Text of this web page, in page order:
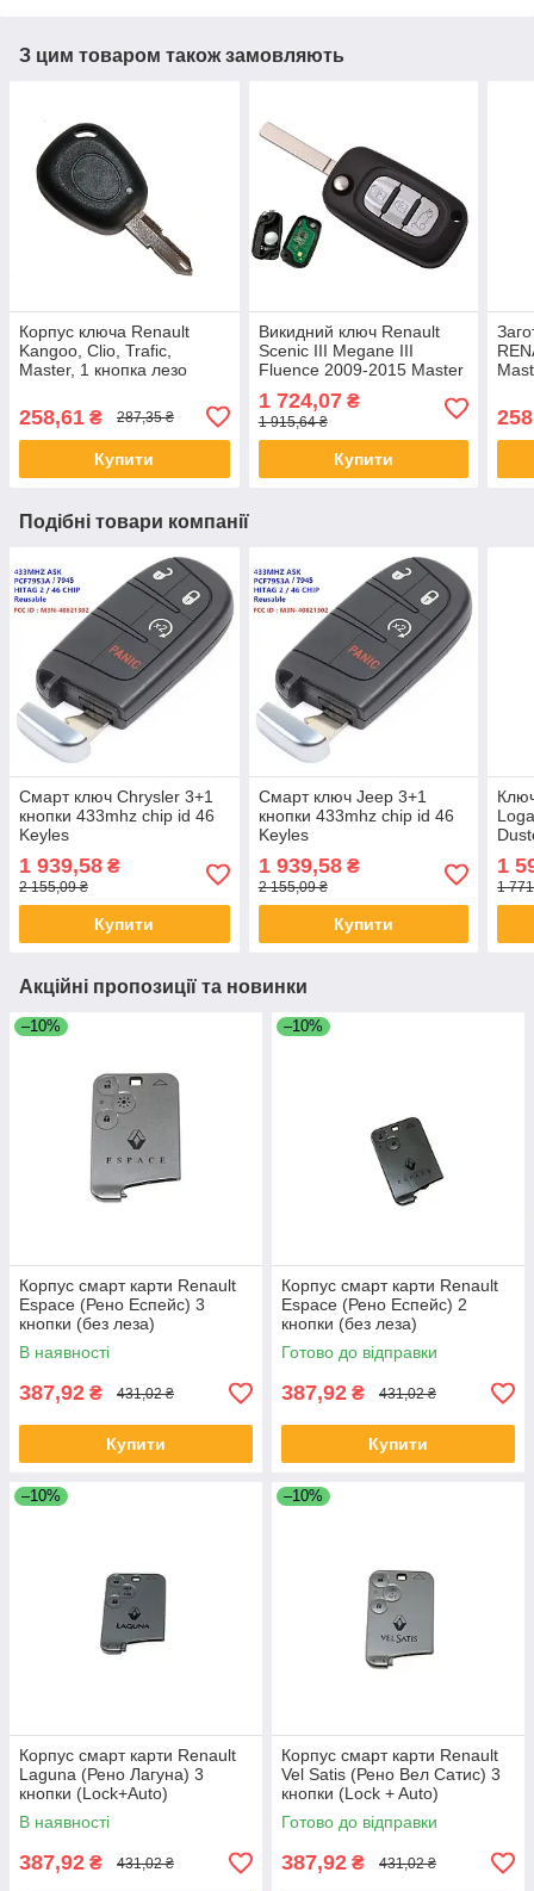
З цим товаром також замовляють
Корпус ключа Renault
Kangoo, Clio, Trafic,
Master, 1 кнопкa лезо
258,61 ₴ 287,35 ₴
Купити
Викидний ключ Renault
Scenic III Megane III
Fluence 2009-2015 Master
лезо VA2 chip id46
1 724,07₴
1 915,64 ₴
Купити
Подібні товари компанії
Смарт ключ Chrysler 3+1
кнопки 433mhz chip id 46
Keyles
1 939,58 ₴
2 155,09 ₴
Купити
Смарт ключ Jeep 3+1
кнопки 433mhz chip id 46
Keyles
1 939,58₴
2 155,09 ₴
Купити
1
1
Акційні пропозиції та новинки
–10%
Корпус смарт карти Renault
Espace (Рено Еспейс) 3
кнопки (без леза)
В наявності
387,92 ₴ 431,02 ₴
Купити
–10%
Корпус смарт карти Renault
Espace (Рено Еспейс) 2
кнопки (без леза)
Готово до відправки
387,92 ₴ 431,02 ₴
Купити
–10%
Корпус смарт карти Renault
Laguna (Рено Лагуна) 3
кнопки (Lock+Auto)
В наявності
387,92 ₴ 431,02 ₴
–10%
Корпус смарт карти Renault
Vel Satis (Рено Вел Сатис) 3
кнопки (Lock + Auto)
Готово до відправки
387,92 ₴ 431,02 ₴